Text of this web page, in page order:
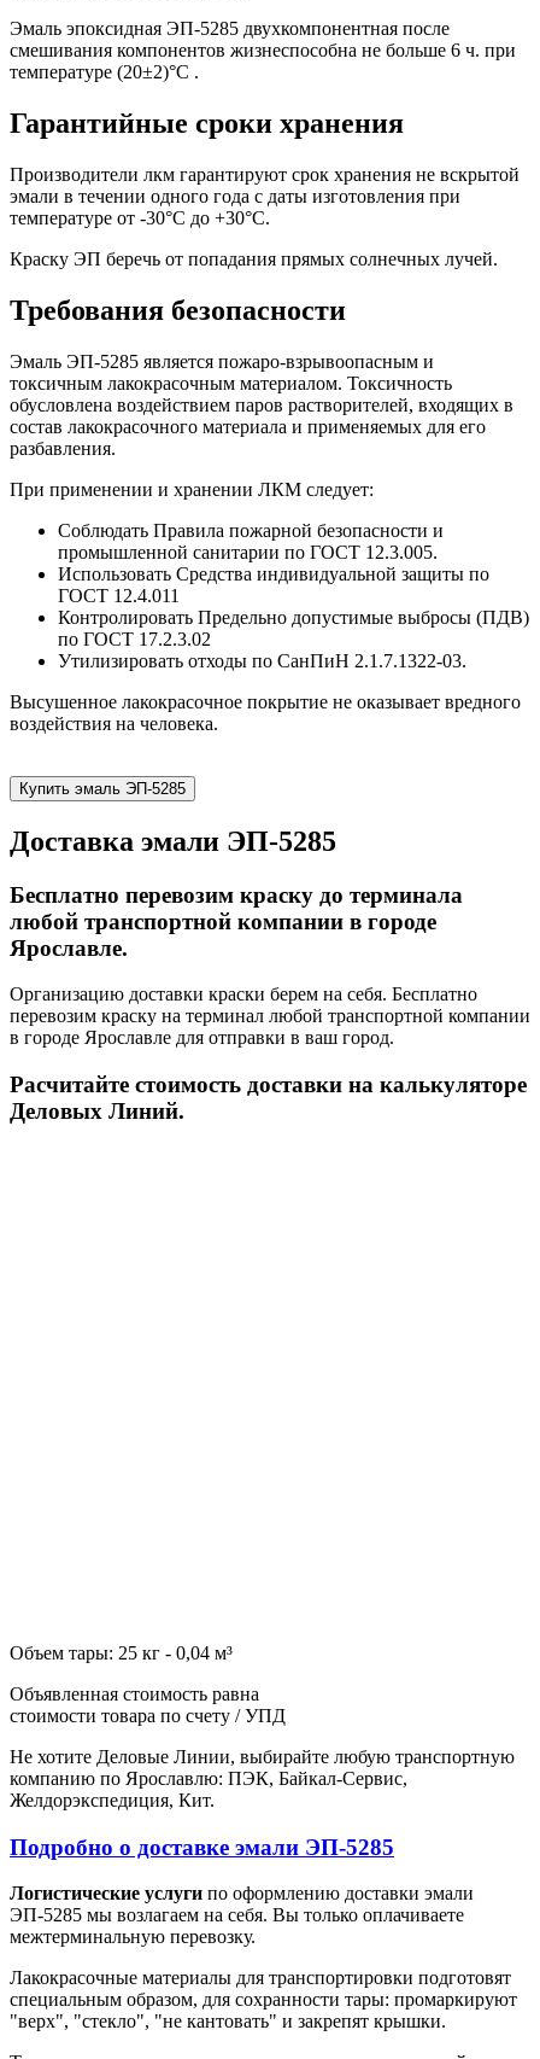
Эмаль эпоксидная ЭП-5285 двухкомпонентная после
смешивания компонентов жизнеспособна не больше 6 ч. при
температуре (20±2)°C .
Гарантийные сроки хранения
Производители лкм гарантируют срок хранения не вскрытой
эмали в течении одного года с даты изготовления при
температуре от -30°C до +30°C.
Краску ЭП беречь от попадания прямых солнечных лучей.
Требования безопасности
Эмаль ЭП-5285 является пожаро-взрывоопасным и
токсичным лакокрасочным материалом. Токсичность
обусловлена воздействием паров растворителей, входящих в
состав лакокрасочного материала и применяемых для его
разбавления.
При применении и хранении ЛКМ следует:
Соблюдать Правила пожарной безопасности и
промышленной санитарии по ГОСТ 12.3.005.
Использовать Средства индивидуальной защиты по
ГОСТ 12.4.011
Контролировать Предельно допустимые выбросы (ПДВ)
по ГОСТ 17.2.3.02
Утилизировать отходы по СанПиН 2.1.7.1322-03.
Высушенное лакокрасочное покрытие не оказывает вредного
воздействия на человека.
Купить эмаль ЭП-5285
Доставка эмали ЭП-5285
Бесплатно перевозим краску до терминала
любой транспортной компании в городе
Ярославле.
Организацию доставки краски берем на себя. Бесплатно
перевозим краску на терминал любой транспортной компании
в городе Ярославле для отправки в ваш город.
Расчитайте стоимость доставки на калькуляторе
Деловых Линий.
Объем тары: 25 кг - 0,04 м³
Объявленная стоимость равна
стоимости товара по счету / УПД
Не хотите Деловые Линии, выбирайте любую транспортную
компанию по Ярославлю: ПЭК, Байкал-Сервис,
Желдорэкспедиция, Кит.
Подробно о доставке эмали ЭП-5285
Логистические услуги по оформлению доставки эмали
ЭП-5285 мы возлагаем на себя. Вы только оплачиваете
межтерминальную перевозку.
Лакокрасочные материалы для транспортировки подготовят
специальным образом, для сохранности тары: промаркируют
"верх", "стекло", "не кантовать" и закрепят крышки.